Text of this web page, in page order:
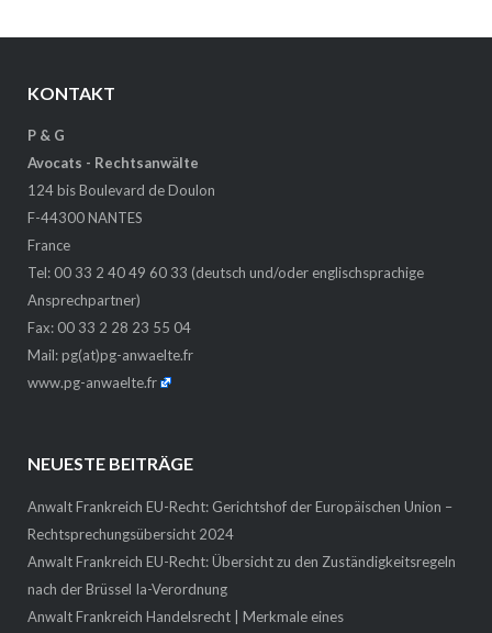
KONTAKT
P & G
Avocats - Rechtsanwälte
124 bis Boulevard de Doulon
F-44300 NANTES
France
Tel: 00 33 2 40 49 60 33 (deutsch und/oder englischsprachige
Ansprechpartner)
Fax: 00 33 2 28 23 55 04
Mail:pg(at)pg-anwaelte.fr
www.pg-anwaelte.fr
NEUESTE BEITRÄGE
Anwalt Frankreich EU-Recht: Gerichtshof der Europäischen Union –
Rechtsprechungsübersicht 2024
Anwalt Frankreich EU-Recht: Übersicht zu den Zuständigkeitsregeln
nach der Brüssel Ia-Verordnung
Anwalt Frankreich Handelsrecht | Merkmale eines